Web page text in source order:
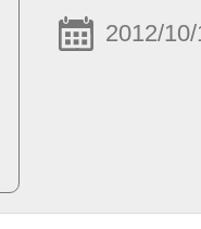
2012/10/